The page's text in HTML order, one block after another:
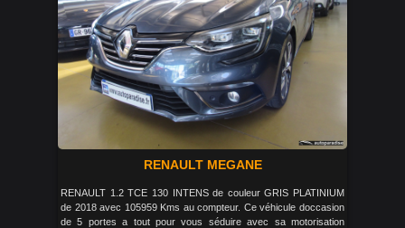
RENAULT MEGANE
RENAULT 1.2 TCE 130 INTENS de couleur GRIS PLATINIUM
de 2018 avec 105959 Kms au compteur. Ce véhicule doccasion
de 5 portes a tout pour vous séduire avec sa motorisation